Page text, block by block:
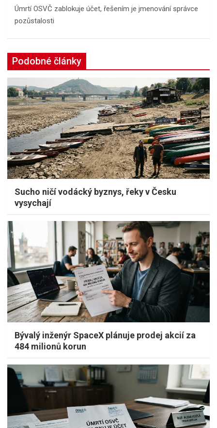
Úmrtí OSVČ zablokuje účet, řešením je jmenování správce
pozůstalosti
Podobné články
Sucho ničí vodácký byznys, řeky v Česku
vysychají
Bývalý inženýr SpaceX plánuje prodej akcií za
484 milionů korun